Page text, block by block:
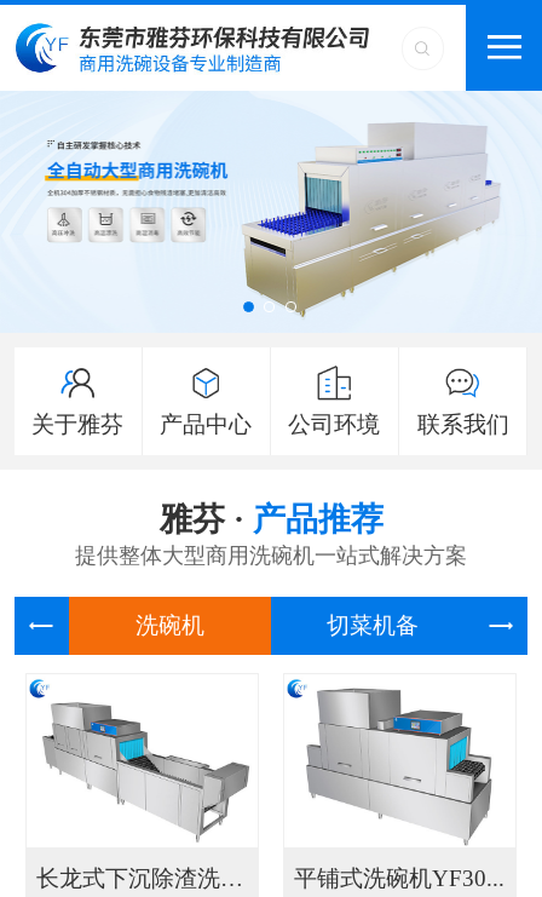
关于雅芬 产品中心 公司环境 联系我们
雅芬 · 产品推荐
提供整体大型商用洗碗机一站式解决方案
洗碗机 切菜机
长龙式下沉除渣洗碗机... 平铺式洗碗机YF30...